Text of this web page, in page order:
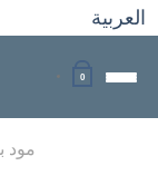
العربية
0
مود